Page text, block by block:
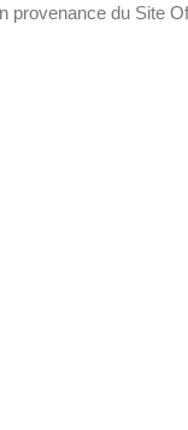
provenance du Site